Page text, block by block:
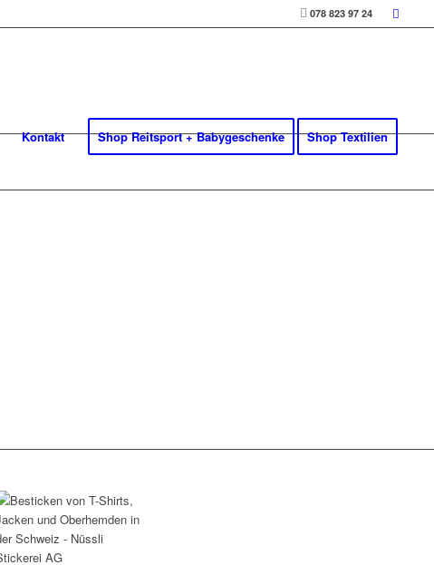
078 823 97 24
Kontakt Shop Reitsport + Babygeschenke Shop Textilien